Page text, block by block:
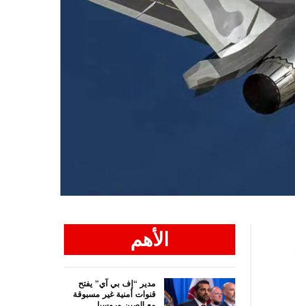
الأهم
مدير “إف بي آي” يفتح
قنوات أمنية غير مسبوقة